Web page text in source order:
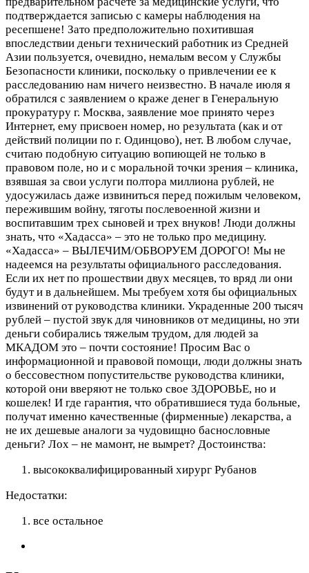
подтверждается записью с камеры наблюдения на
ресепшене! Зато предположительно похитившая
впоследствии деньги технический работник из Средней
Азии пользуется, очевидно, немалым весом у Службы
Безопасности клиники, поскольку о привлечении ее к
расследованию нам ничего неизвестно. В начале июля я
обратился с заявлением о краже денег в Генеральную
прокуратуру г. Москва, заявление мое принято через
Интернет, ему присвоен номер, но результата (как и от
действий полиции по г. Одинцово), нет. В любом случае,
считаю подобную ситуацию вопиющей не только в
правовом поле, но и с моральной точки зрения – клиника,
взявшая за свои услуги полтора миллиона рублей, не
удосужилась даже извиниться перед пожилым человеком,
пережившим войну, тяготы послевоенной жизни и
воспитавшим трех сыновей и трех внуков! Люди должны
знать, что «Хадасса» – это не только про медицину.
«Хадасса» – ВЫЛЕЧИМ/ОБВОРУЕМ ДОРОГО! Мы не
надеемся на результаты официального расследования.
Если их нет по прошествии двух месяцев, то вряд ли они
будут и в дальнейшем. Мы требуем хотя бы официальных
извинений от руководства клиники. Украденные 200 тысяч
рублей – пустой звук для чиновников от медицины, но эти
деньги собирались тяжелым трудом, для людей за
МКАДОМ это – почти состояние! Просим Вас о
информационной и правовой помощи, люди должны знать
о бессовестном попустительстве руководства клиники,
которой они вверяют не только свое ЗДОРОВЬЕ, но и
кошелек! И где гарантия, что обратившиеся туда больные,
получат именно качественные (фирменные) лекарства, а
не их дешевые аналоги за чудовищно баснословные
деньги? Лох – не мамонт, не вымрет? Достоинства:
высококвалифицированный хирург Рубанов
Недостатки:
все остальное